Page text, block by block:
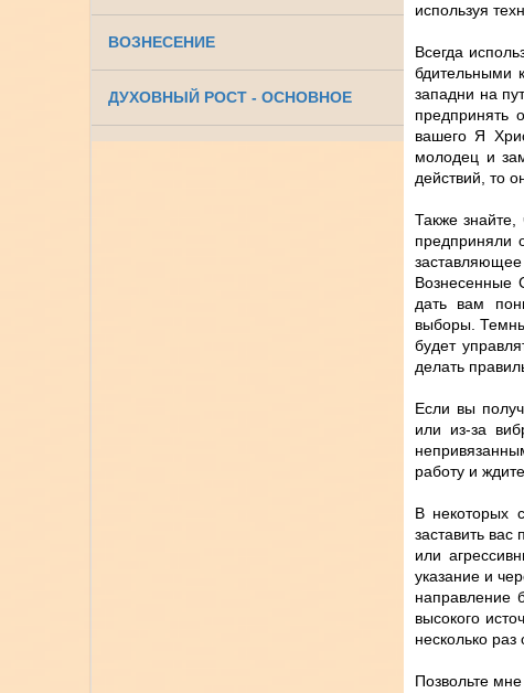
ВОЗНЕСЕНИЕ
ДУХОВНЫЙ РОСТ - ОСНОВНОЕ
используя
Всегда
бдительными
западни на
предпринять
вашего Я
молодец и
действий, то
Также
предприняли
Вознесенные
дать вам
выборы.
будет
делать
Если вы
или из-за
работу и
В некоторых
заставить
или
указание и
направление
высокого
несколько
Позвольте